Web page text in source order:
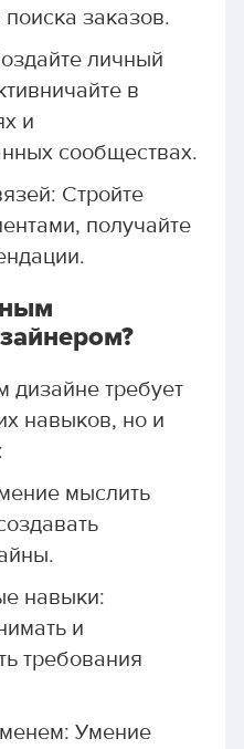
заказов.
личный
в
и
сообществах.
Стройте
получайте
дизайне требует
навыков, но и
мыслить
навыки:
и
требования
Умение